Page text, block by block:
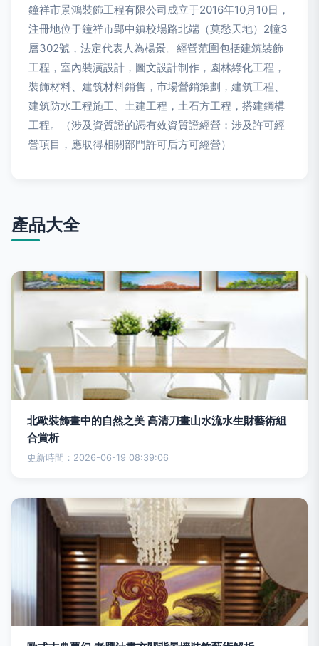
鐘祥市景鴻裝飾工程有限公司成立于2016年10月10日，
注冊地位于鐘祥市郢中鎮校場路北端（莫愁天地）2幢3
層302號，法定代表人為楊景。經營范圍包括建筑裝飾
工程，室內裝潢設計，圖文設計制作，園林綠化工程，
裝飾材料、建筑材料銷售，市場營銷策劃，建筑工程、
建筑防水工程施工、土建工程，土石方工程，搭建鋼構
工程。（涉及資質證的憑有效資質證經營；涉及許可經
營項目，應取得相關部門許可后方可經營）
產品大全
北歐裝飾畫中的自然之美 高清刀畫山水流水生財藝術組
合賞析
更新時間：2026-06-19 08:39:06